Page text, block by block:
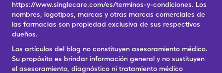
https://www.singlecare.com/es/terminos-y-condiciones. Los
nombres, logotipos, marcas y otras marcas comerciales de
las farmacias son propiedad exclusiva de sus respectivos
dueños.
Los artículos del blog no constituyen asesoramiento médico.
Su propósito es brindar información general y no sustituyen
el asesoramiento, diagnóstico ni tratamiento médico